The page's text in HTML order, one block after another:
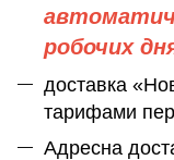
робочих
доставка
тарифами
Адресна